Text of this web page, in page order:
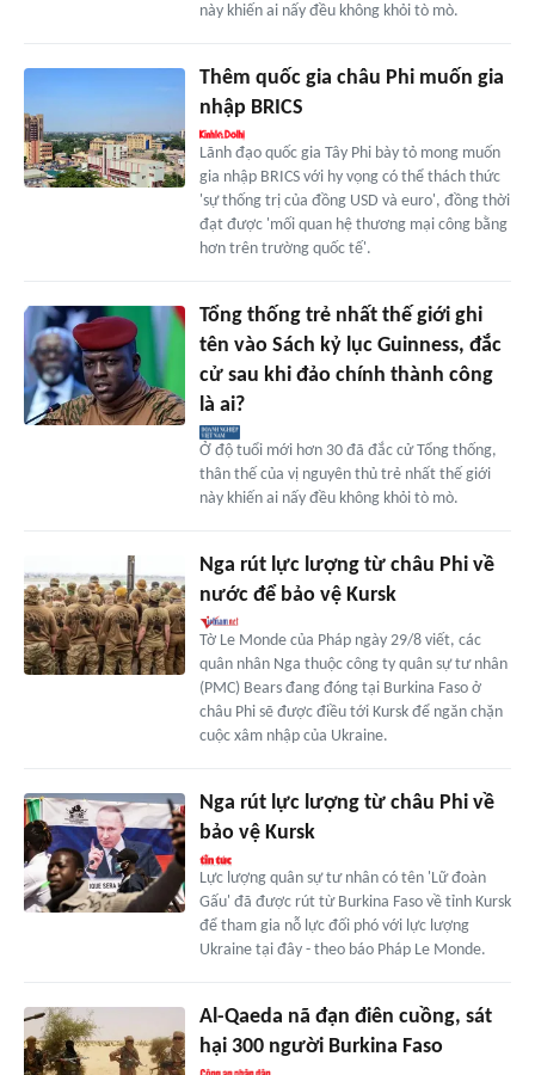
này khiến ai nấy đều không khỏi tò mò.
Thêm quốc gia châu Phi muốn gia
nhập BRICS
Lãnh đạo quốc gia Tây Phi bày tỏ mong muốn
gia nhập BRICS với hy vọng có thể thách thức
'sự thống trị của đồng USD và euro', đồng thời
đạt được 'mối quan hệ thương mại công bằng
hơn trên trường quốc tế'.
Tổng thống trẻ nhất thế giới ghi
tên vào Sách kỷ lục Guinness, đắc
cử sau khi đảo chính thành công
là ai?
Ở độ tuổi mới hơn 30 đã đắc cử Tổng thống,
thân thế của vị nguyên thủ trẻ nhất thế giới
này khiến ai nấy đều không khỏi tò mò.
Nga rút lực lượng từ châu Phi về
nước để bảo vệ Kursk
Tờ Le Monde của Pháp ngày 29/8 viết, các
quân nhân Nga thuộc công ty quân sự tư nhân
(PMC) Bears đang đóng tại Burkina Faso ở
châu Phi sẽ được điều tới Kursk để ngăn chặn
cuộc xâm nhập của Ukraine.
Nga rút lực lượng từ châu Phi về
bảo vệ Kursk
Lực lượng quân sự tư nhân có tên 'Lữ đoàn
Gấu' đã được rút từ Burkina Faso về tỉnh Kursk
để tham gia nỗ lực đối phó với lực lượng
Ukraine tại đây - theo báo Pháp Le Monde.
Al-Qaeda nã đạn điên cuồng, sát
hại 300 người Burkina Faso